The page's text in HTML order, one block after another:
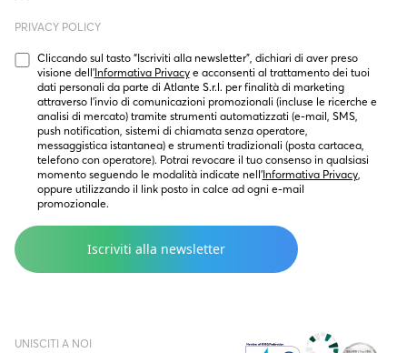
PRIVACY POLICY
Cliccando sul tasto “Iscriviti alla newsletter”, dichiari di aver preso
visione dell’Informativa Privacy e acconsenti al trattamento dei tuoi
dati personali da parte di Atlante S.r.l. per finalità di marketing
attraverso l’invio di comunicazioni promozionali (incluse le ricerche e
analisi di mercato) tramite strumenti automatizzati (e-mail, SMS,
push notification, sistemi di chiamata senza operatore,
messaggistica istantanea) e strumenti tradizionali (posta cartacea,
telefono con operatore). Potrai revocare il tuo consenso in qualsiasi
momento seguendo le modalità indicate nell’Informativa Privacy,
oppure utilizzando il link posto in calce ad ogni e-mail
promozionale.
UNISCITI A NOI